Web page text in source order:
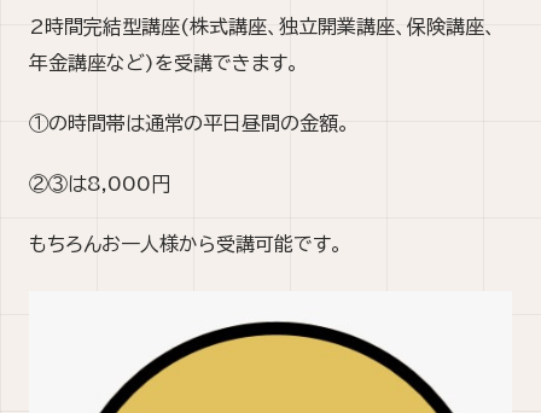
2時間完結型講座(株式講座、独立開業講座、保険講座、
年金講座など)を受講できます。
①の時間帯は通常の平日昼間の金額。
②③は8,000円
もちろんお一人様から受講可能です。